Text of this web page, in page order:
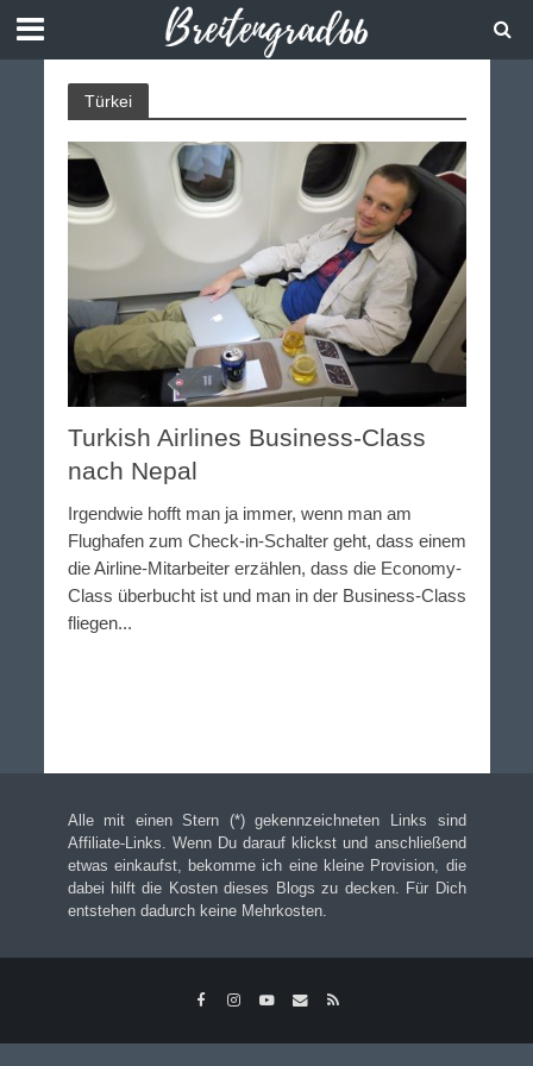
Türkei
Turkish Airlines Business-Class
nach Nepal
Irgendwie hofft man ja immer, wenn man am
Flughafen zum Check-in-Schalter geht, dass einem
die Airline-Mitarbeiter erzählen, dass die Economy-
Class überbucht ist und man in der Business-Class
fliegen...
Alle mit einen Stern (*) gekennzeichneten Links sind
Affiliate-Links. Wenn Du darauf klickst und anschließend
etwas einkaufst, bekomme ich eine kleine Provision, die
dabei hilft die Kosten dieses Blogs zu decken. Für Dich
entstehen dadurch keine Mehrkosten.